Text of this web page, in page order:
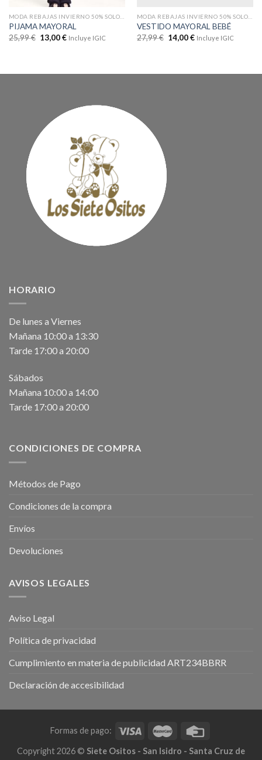
PIJAMA MAYORAL
25,99€ 13,00€ Incluye IGIC
VESTIDO MAYORAL BEBÉ
27,99€ 14,00€ Incluye IGIC
HORARIO
De lunes a Viernes
Mañana 10:00 a 13:30
Tarde 17:00 a 20:00
Sábados
Mañana 10:00 a 14:00
Tarde 17:00 a 20:00
CONDICIONES DE COMPRA
Métodos de Pago
Condiciones de la compra
Envíos
Devoluciones
AVISOS LEGALES
Aviso Legal
Política de privacidad
Cumplimiento en materia de publicidad ART234BBRR
Declaración de accesibilidad
Formas de pago:
Copyright 2026 © Siete Ositos - San Isidro - Santa Cruz de